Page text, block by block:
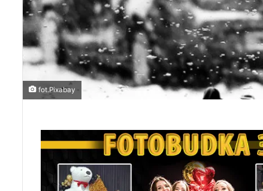
fot.Pixabay